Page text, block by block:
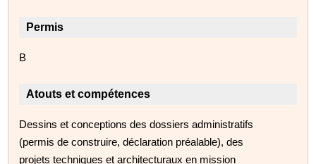
Permis
B
Atouts et compétences
Dessins et conceptions des dossiers administratifs
(permis de construire, déclaration préalable), des
projets techniques et architecturaux en mission